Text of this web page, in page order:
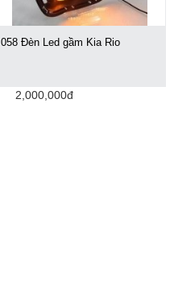
058 Đèn Led gầm Kia Rio
2,000,000đ